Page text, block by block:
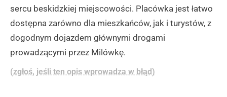
sercu beskidzkiej miejscowości. Placówka jest łatwo
dostępna zarówno dla mieszkańców, jak i turystów, z
dogodnym dojazdem głównymi drogami
prowadzącymi przez Milówkę.
(zgłoś, jeśli ten opis wprowadza w błąd)